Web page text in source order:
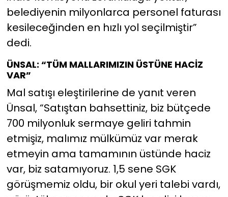
belediyenin milyonlarca personel faturası
kesileceğinden en hızlı yol seçilmiştir”
dedi.
ÜNSAL: “TÜM MALLARIMIZIN ÜSTÜNE HACİZ
VAR”
Mal satışı eleştirilerine de yanıt veren
Ünsal, “Satıştan bahsettiniz, biz bütçede
700 milyonluk sermaye geliri tahmin
etmişiz, malımız mülkümüz var merak
etmeyin ama tamamının üstünde haciz
var, biz satamıyoruz. 1,5 sene SGK
görüşmemiz oldu, bir okul yeri talebi vardı,